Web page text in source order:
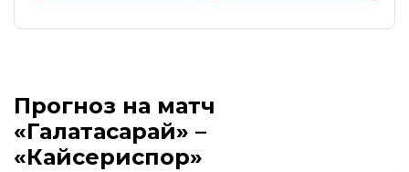
Прогноз на матч
«Галатасарай» –
«Кайсериспор»